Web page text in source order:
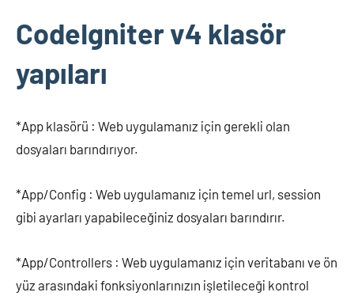
CodeIgniter v4 klasör
yapıları
*App klasörü : Web uygulamanız için gerekli olan
dosyaları barındırıyor.
*App/Config : Web uygulamanız için temel url, session
gibi ayarları yapabileceğiniz dosyaları barındırır.
*App/Controllers : Web uygulamanız için veritabanı ve ön
yüz arasındaki fonksiyonlarınızın işletileceği kontrol